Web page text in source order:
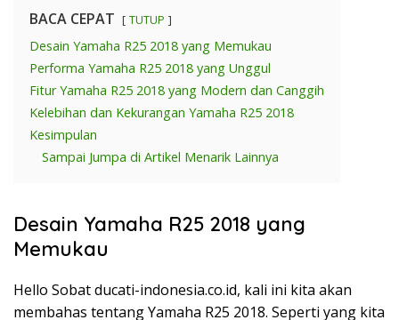
BACA CEPAT TUTUP
Desain Yamaha R25 2018 yang Memukau
Performa Yamaha R25 2018 yang Unggul
Fitur Yamaha R25 2018 yang Modern dan Canggih
Kelebihan dan Kekurangan Yamaha R25 2018
Kesimpulan
Sampai Jumpa di Artikel Menarik Lainnya
Desain Yamaha R25 2018 yang
Memukau
Hello Sobat ducati-indonesia.co.id, kali ini kita akan
membahas tentang Yamaha R25 2018. Seperti yang kita